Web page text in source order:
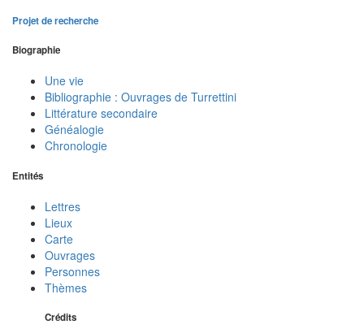
Projet de recherche
Biographie
Une vie
Bibliographie : Ouvrages de Turrettini
Littérature secondaire
Généalogie
Chronologie
Entités
Lettres
Lieux
Carte
Ouvrages
Personnes
Thèmes
Crédits